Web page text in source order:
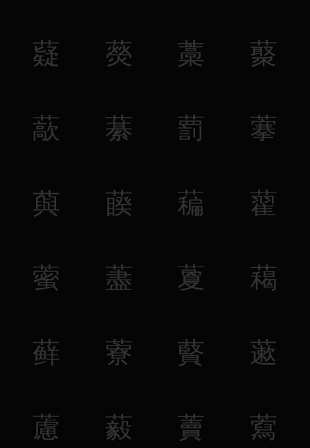
薿 藀 藁 藂
藃 藄 藅 藆
藇 藈 藊 藋
藌 藎 藑 藒
藓 藔 藖 藗
藘 藙 藚 藛